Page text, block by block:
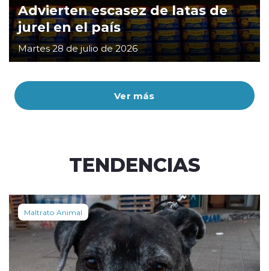
Ver más
Advierten escasez de latas de
jurel en el país
Martes 28 de julio de 2026
TENDENCIAS
Maltrato Animal